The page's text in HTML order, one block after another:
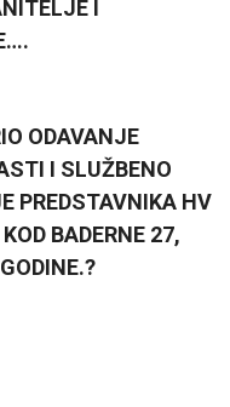
I
ODAVANJE
I SLUŽBENO
PREDSTAVNIKA HV
BADERNE 27,